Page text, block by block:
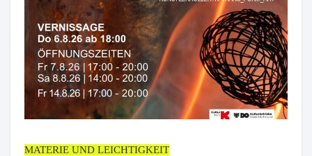
MATERIE UND LEICHTIGKEIT